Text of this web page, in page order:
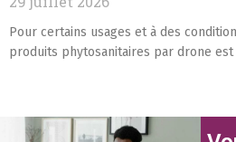
Pour certains usages et à des
produits phytosanitaires par drone est